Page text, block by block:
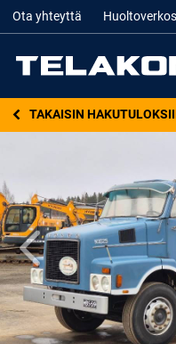
Ota yhteyttä
TAKAISIN
Edellinen